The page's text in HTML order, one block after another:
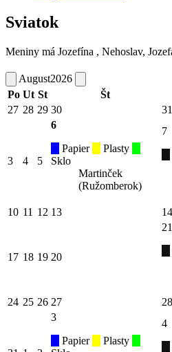
Sviatok
Meniny má Jozefína , Nehoslav,
August2026
Po Ut St Št
27 28 29 30 31
3 4 5
6
Papier
Plasty
Sklo
Martinček
(Ružomberok)
7
10 11 12 13 14
17 18 19 20
21
24 25 26 27 28
3
Papier
Plasty
4